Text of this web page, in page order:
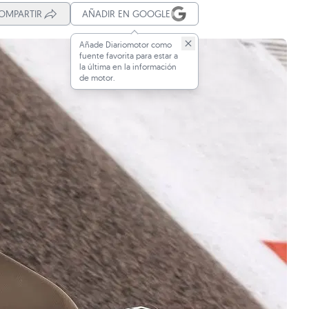
AÑADIR EN GOOGLE
Añade Diariomotor como
fuente favorita para estar a
la última en la información
de motor.